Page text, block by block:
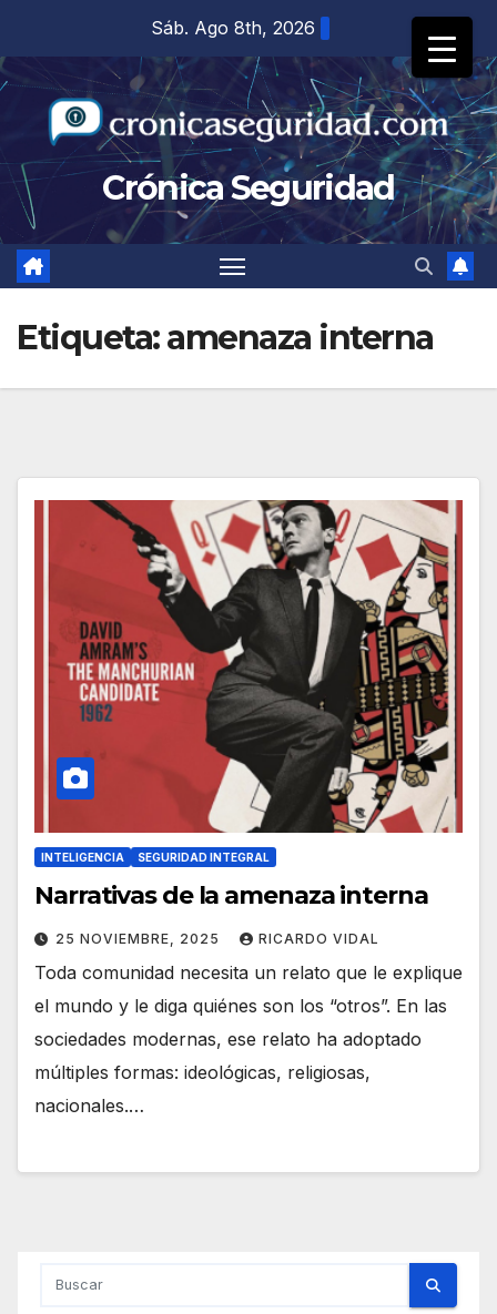
contenido
Sáb. Ago 8th, 2026
Crónica Seguridad
Etiqueta:amenaza interna
INTELIGENCIA SEGURIDAD INTEGRAL
Narrativas de la amenaza interna
25 NOVIEMBRE, 2025 RICARDO VIDAL
Toda comunidad necesita un relato que le explique
el mundo y le diga quiénes son los “otros”. En las
sociedades modernas, ese relato ha adoptado
múltiples formas: ideológicas, religiosas,
nacionales.…